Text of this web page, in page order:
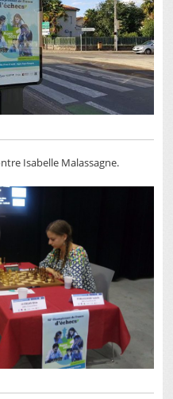
Isabelle Malassagne.